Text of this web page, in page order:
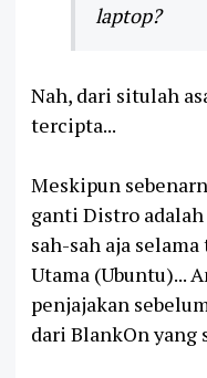
laptop?
Nah, dari situlah
tercipta...
Meskipun
ganti Distro
sah-sah aja
Utama (Ubuntu)...
penjajakan
dari BlankOn yang